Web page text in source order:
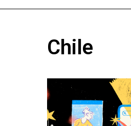
Chile